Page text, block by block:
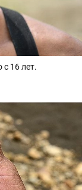
16 лет.